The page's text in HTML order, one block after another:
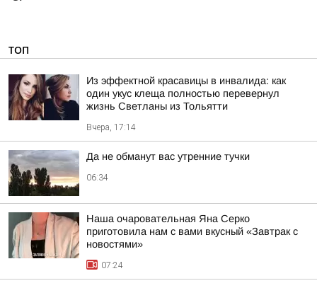
ТОП
Из эффектной красавицы в инвалида: как
один укус клеща полностью перевернул
жизнь Светланы из Тольятти
Вчера, 17:14
Да не обманут вас утренние тучки
06:34
Наша очаровательная Яна Серко
приготовила нам с вами вкусный «Завтрак с
новостями»
07:24